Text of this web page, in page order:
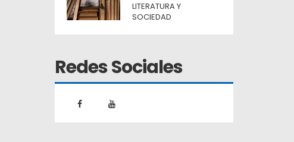
LITERATURA Y
SOCIEDAD
Redes Sociales